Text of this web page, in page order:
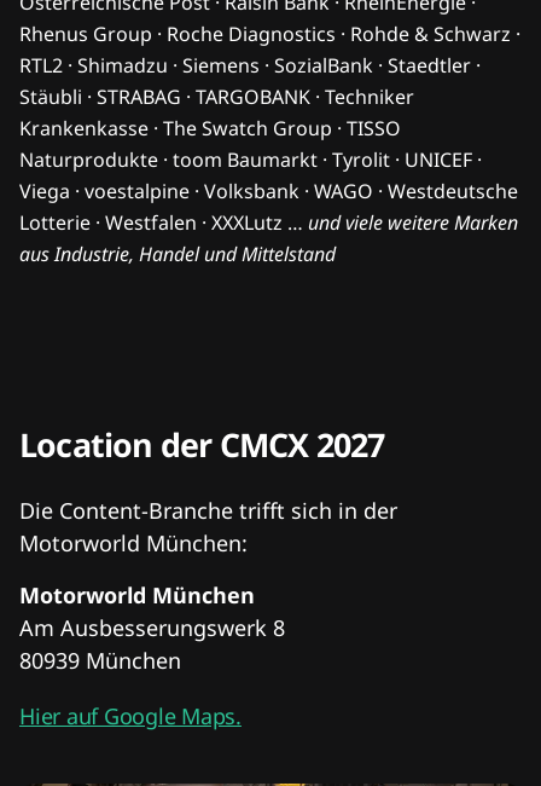
Rhenus Group · Roche Diagnostics · Rohde & Schwarz ·
RTL2 · Shimadzu · Siemens · SozialBank · Staedtler ·
Stäubli · STRABAG · TARGOBANK · Techniker
Krankenkasse · The Swatch Group · TISSO
Naturprodukte · toom Baumarkt · Tyrolit · UNICEF ·
Viega · voestalpine · Volksbank · WAGO · Westdeutsche
Lotterie · Westfalen · XXXLutz … und viele weitere Marken
aus Industrie, Handel und Mittelstand
Location der CMCX 2027
Die Content-Branche trifft sich in der
Motorworld München:
Motorworld München
Am Ausbesserungswerk 8
80939 München
Hier auf Google Maps.